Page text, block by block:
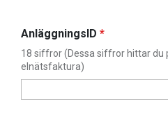
AnläggningsID *
18 siffror (Dessa siffror hittar du
elnätsfaktura)